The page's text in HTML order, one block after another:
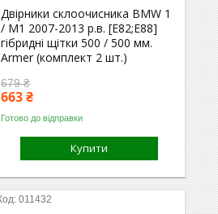
Двірники склоочисника BMW 1
/ M1 2007-2013 р.в. [E82;E88]
гібридні щітки 500 / 500 мм.
Armer (комплект 2 шт.)
679 ₴
663 ₴
Готово до відправки
Купити
011432